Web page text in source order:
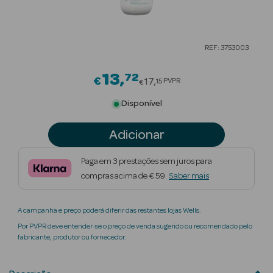
Beauty Season
Beauty Season
Maquilhagem
Beauty Season
Perfumes
REF: 3753003
€13 72Price reduced from
€17 15 PVPR
Disponível
Adicionar
Paga em 3 prestações sem juros para
compras acima de € 59. Saber mais
A campanha e preço poderá diferir das restantes lojas Wells.
Por PVPR deve entender-se o preço de venda sugerido ou recomendado pelo
fabricante, produtor ou fornecedor.